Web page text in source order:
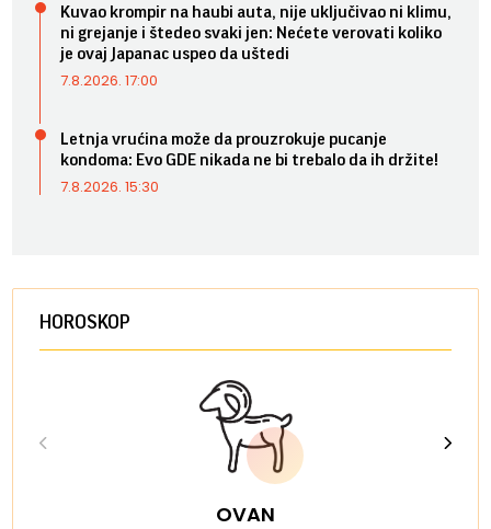
Kuvao krompir na haubi auta, nije uključivao ni klimu,
ni grejanje i štedeo svaki jen: Nećete verovati koliko
je ovaj Japanac uspeo da uštedi
7.8.2026. 17:00
Letnja vrućina može da prouzrokuje pucanje
kondoma: Evo GDE nikada ne bi trebalo da ih držite!
7.8.2026. 15:30
HOROSKOP
OVAN